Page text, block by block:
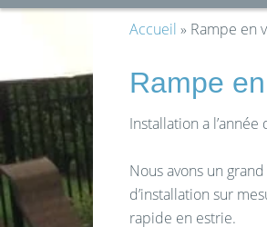
Accueil » Rampe en
Rampe
Installation a
Nous avons un
d’installation sur
rapide en estrie.